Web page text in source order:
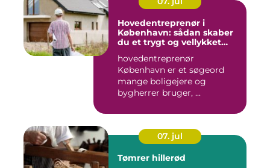
Hovedentreprenør i
København: sådan skaber
du et trygt og vellykket
hovedentreprenør
København er et søgeord
mange boligejere og
bygherrer bruger, ...
07. jul
Tømrer hillerød